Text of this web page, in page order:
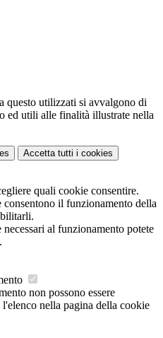
questo utilizzati si avvalgono di
ed utili alle finalità illustrate nella
Accetta tutti i cookies
quali cookie consentire.
il funzionamento della
al funzionamento potete
.
non possono essere
nella pagina della cookie